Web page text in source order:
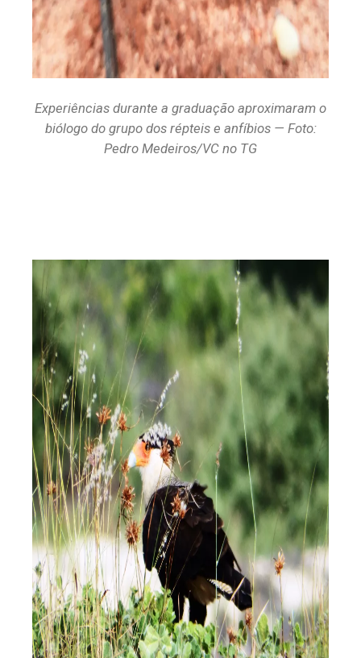
Experiências durante a graduação aproximaram o
biólogo do grupo dos répteis e anfíbios — Foto:
Pedro Medeiros/VC no TG